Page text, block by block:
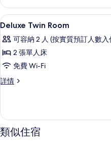
相
片
情
載
入
所
有
Deluxe
Twin
相
片
5
Deluxe Twin Room
可容納 2 人 (按實質預訂人數入
2 張單人床
免費 Wi-Fi
詳情
Deluxe
情
類似住宿